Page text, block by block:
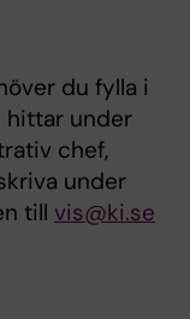
du fylla i
hittar under
chef,
under
till vis@ki.se